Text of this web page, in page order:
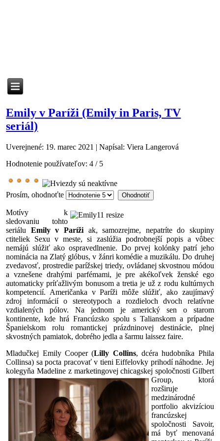
Emily v Paríži (Emily in Paris, TV
seriál)
Uverejnené: 19. marec 2021 |Napísal: Viera Langerová
Hodnotenie používateľov:4 / 5
Prosím, ohodnoťte
Motívy k
sledovaniu tohto
seriálu Emily v Parížiak, samozrejme, nepatríte do skupiny
ctiteliek Sexu v meste, si zaslúžia podrobnejší popis a vôbec
nemájú slúžiť ako ospravedlnenie. Do prvej kolónky patrí jeho
nominácia na Zlatý glóbus, v žánri komédie a muzikálu. Do druhej
zvedavosť, prostredie parížskej triedy, ovládanej skvostnou módou
a vznešene drahými parfémami, je pre akékoľvek ženské ego
automaticky príťažlivým bonusom a tretia je už z rodu kultúrnych
kompetencií. Američanka v Paríži môže slúžiť, ako zaujímavý
zdroj informácií o stereotypoch a rozdieloch dvoch relatívne
vzdialených pólov. Na jednom je americký sen o starom
kontinente, kde hrá Francúzsko spolu s Talianskom a prípadne
Španielskom rolu romantickej prázdninovej destinácie, plnej
skvostných pamiatok, dobrého jedla a šarmu laissez faire.
Mladučkej Emily Cooper (Lilly Collins, dcéra hudobníka Phila
Collinsa) sa pocta pracovať v tieni Eiffelovky prihodí náhodne. Jej
kolegyňa Madeline z marketingovej chicagskej spoločnosti Gilbert
Group, ktorá
rozširuje
medzinárodné
portfolio akvizíciou
francúzskej
spoločnosti Savoir,
má byť menovaná